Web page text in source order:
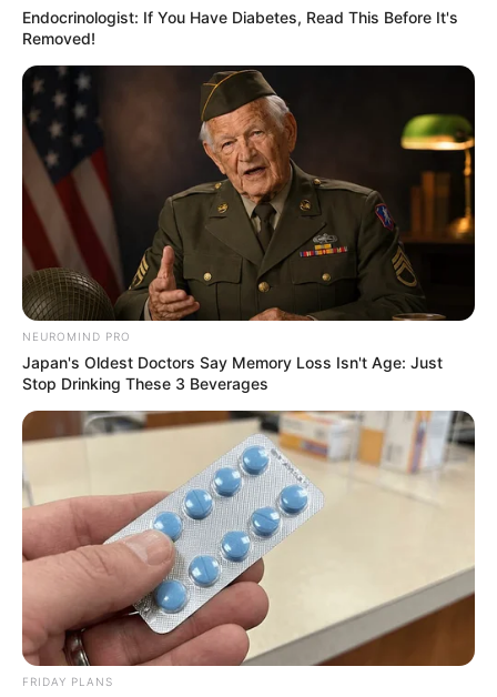
Endocrinologist: If You Have Diabetes, Read This Before It's
Removed!
NEUROMIND PRO
Japan's Oldest Doctors Say Memory Loss Isn't Age: Just
Stop Drinking These 3 Beverages
FRIDAY PLANS